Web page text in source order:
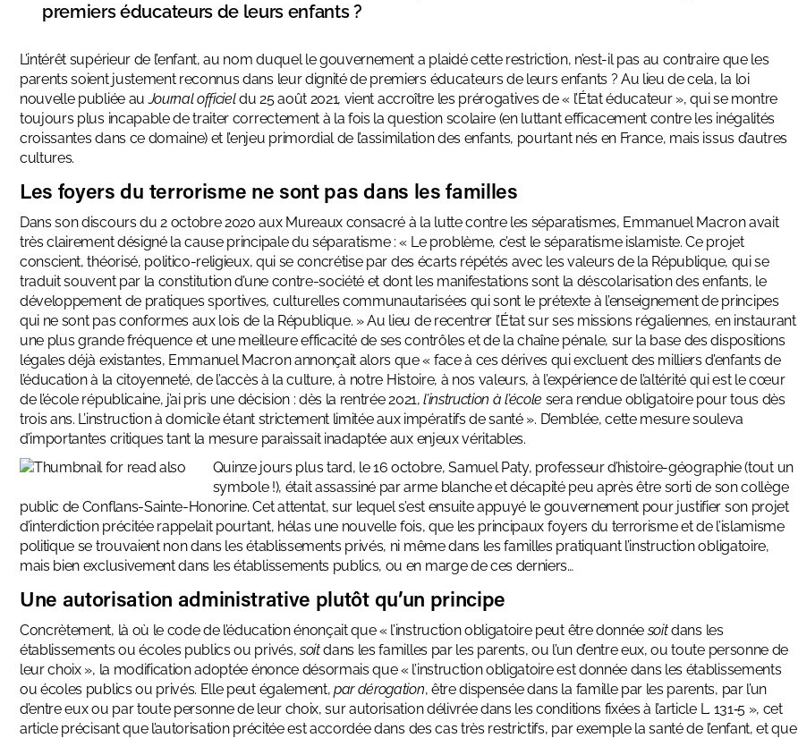
premiers éducateurs de leurs enfants ?
L’intérêt supérieur de l’enfant, au nom duquel le gouvernement a plaidé cette restriction, n’est-il pas au contraire que les
parents soient justement reconnus dans leur dignité de premiers éducateurs de leurs enfants ? Au lieu de cela, la loi
nouvelle publiée auJournal officieldu 25 août 2021, vient accroître les prérogatives de « l’État éducateur », qui se montre
toujours plus incapable de traiter correctement à la fois la question scolaire (en luttant efficacement contre les inégalités
croissantes dans ce domaine) et l’enjeu primordial de l’assimilation des enfants, pourtant nés en France, mais issus d’autres
cultures.
Les foyers du terrorisme ne sont pas dans les familles
Dans son discours du 2 octobre 2020 aux Mureaux consacré à la lutte contre les séparatismes, Emmanuel Macron avait
très clairement désigné la cause principale du séparatisme : « Le problème, c’est le séparatisme islamiste. Ce projet
conscient, théorisé, politico-religieux, qui se concrétise par des écarts répétés avec les valeurs de la République, qui se
traduit souvent par la constitution d’une contre-société et dont les manifestations sont la déscolarisation des enfants, le
développement de pratiques sportives, culturelles communautarisées qui sont le prétexte à l’enseignement de principes
qui ne sont pas conformes aux lois de la République. » Au lieu de recentrer l’État sur ses missions régaliennes, en instaurant
une plus grande fréquence et une meilleure efficacité de ses contrôles et de la chaîne pénale, sur la base des dispositions
légales déjà existantes, Emmanuel Macron annonçait alors que « face à ces dérives qui excluent des milliers d’enfants de
l’éducation à la citoyenneté, de l’accès à la culture, à notre Histoire, à nos valeurs, à l’expérience de l’altérité qui est le cœur
de l’école républicaine, j’ai pris une décision : dès la rentrée 2021,l’instruction à l’école sera rendue obligatoire pour tous dès
trois ans. L’instruction à domicile étant strictement limitée aux impératifs de santé ». D’emblée,cette mesure souleva
d’importantes critiques tant la mesure paraissait inadaptée aux enjeux véritables.
Quinze jours plus tard, le 16 octobre, Samuel Paty, professeur d’histoire-géographie (tout un
symbole !), était assassiné par arme blanche et décapité peu après être sorti de son collège
public de Conflans-Sainte-Honorine. Cet attentat, sur lequel s’est ensuite appuyé le gouvernement pour justifier son projet
d’interdiction précitée rappelait pourtant, hélas une nouvelle fois, que les principaux foyers du terrorisme et de l’islamisme
politique se trouvaient non dans les établissements privés, ni même dans les familles pratiquant l’instruction obligatoire,
mais bien exclusivement dans les établissements publics, ou en marge de ces derniers…
Une autorisation administrative plutôt qu’un principe
Concrètement, là où le code de l’éducation énonçait que « l’instruction obligatoire peut être donnéesoitdans les
établissements ou écoles publics ou privés,soitdans les familles par les parents, ou l’un d’entre eux, ou toute personne de
leur choix », la modification adoptée énonce désormais que « l’instruction obligatoire est donnée dans les établissements
ou écoles publics ou privés. Elle peut également, par dérogation, être dispensée dans la famille par les parents, par l’un
d’entre eux ou par toute personne de leur choix, sur autorisation délivrée dans les conditions fixées à l’article L. 131‑5 », cet
article précisant que l’autorisation précitée est accordée dans des cas très restrictifs, par exemple la santé de l’enfant, et que